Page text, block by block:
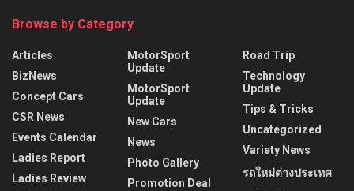
Browse by Category
Articles
BizNews
Concept Cars
CSR News
Events Calendar
Ladies Report
Ladies Review
MotorSport
Update
MotorSport
Update
New Cars
News
Photo Gallery
Promotion Deal
Road Trip
Technology
Update
Tips & Tricks
Uncategorized
Variety News
รถใหม่ต่างประเทศ